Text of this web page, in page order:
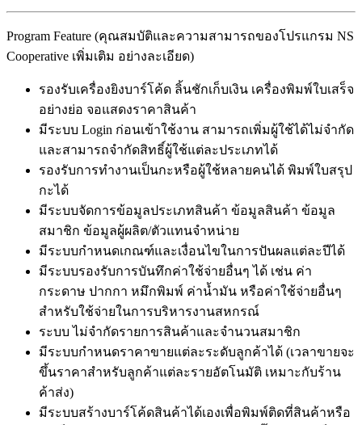
Program Feature (คุณสมบัติและความสามารถของโปรแกรม NS
Cooperative เพิ่มเติม อย่างละเอียด)
รองรับเครื่องยิงบาร์โค้ด ลิ้นชักเก็บเงิน เครื่องพิมพ์ใบเสร็จ
อย่างย่อ จอแสดงราคาสินค้า
มีระบบ Login ก่อนเข้าใช้งาน สามารถเพิ่มผู้ใช้ได้ไม่จำกัด
และสามารถจำกัดสิทธิ์ผู้ใช้แต่ละประเภทได้
รองรับการทำงานเป็นกะหรือผู้ใช้หลายคนได้ พิมพ์ใบสรุป
กะได้
มีระบบจัดการข้อมูลประเภทสินค้า ข้อมูลสินค้า ข้อมูล
สมาชิก ข้อมูลผู้ผลิต/ตัวแทนจำหน่าย
มีระบบกำหนดเกณฑ์และเงื่อนไขในการปันผลแต่ละปีได้
มีระบบรองรับการบันทึกค่าใช้จ่ายอื่นๆ ได้ เช่น ค่า
กระดาษ ปากกา หมึกพิมพ์ ค่าน้ำมัน หรือค่าใช้จ่ายอื่นๆ
สำหรับใช้จ่ายในการบริหารงานสหกรณ์
ระบบ ไม่จำกัดรายการสินค้าและจำนวนสมาชิก
มีระบบกำหนดราคาขายแต่ละระดับลูกค้าได้ (เวลาขายจะ
ขึ้นราคาสำหรับลูกค้าแต่ละรายอัตโนมัติ เหมาะกับร้าน
ค้าส่ง)
มีระบบสร้างบาร์โค้ดสินค้าได้เองเพื่อพิมพ์ติดที่สินค้าหรือ